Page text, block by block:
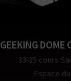
GEEKING DOME
33-35 cours
Espace